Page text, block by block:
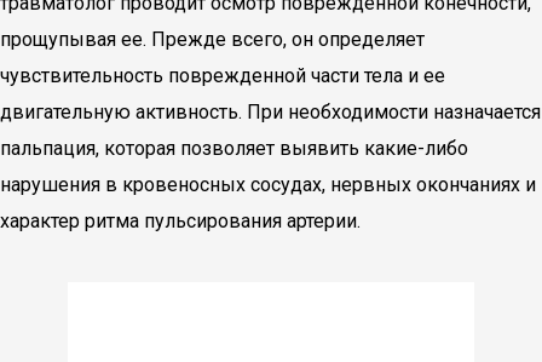
прощупывая ее. Прежде всего, он определяет
чувствительность поврежденной части тела и ее
двигательную активность. При необходимости назначается
пальпация, которая позволяет выявить какие-либо
нарушения в кровеносных сосудах, нервных окончаниях и
характер ритма пульсирования артерии.